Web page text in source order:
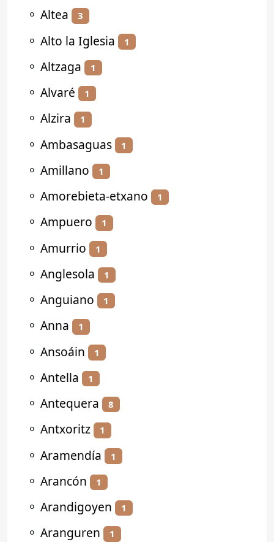
⚬ Altea 3
⚬ Alto la Iglesia 1
⚬ Altzaga 1
⚬ Alvaré 1
⚬ Alzira 1
⚬ Ambasaguas 1
⚬ Amillano 1
⚬ Amorebieta-etxano 1
⚬ Ampuero 1
⚬ Amurrio 1
⚬ Anglesola 1
⚬ Anguiano 1
⚬ Anna 1
⚬ Ansoáin 1
⚬ Antella 1
⚬ Antequera 8
⚬ Antxoritz 1
⚬ Aramendía 1
⚬ Arancón 1
⚬ Arandigoyen 1
⚬ Aranguren 1